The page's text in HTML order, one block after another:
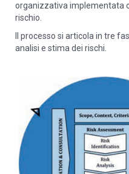
organizzativa implementata
rischio.
Il processo si articola in tre
analisi e stima dei rischi.